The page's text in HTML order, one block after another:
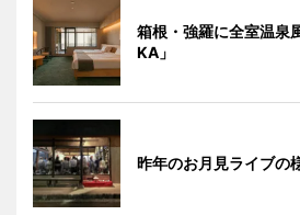
箱根・強羅に全室温泉
KA」
昨年のお月見ライブの